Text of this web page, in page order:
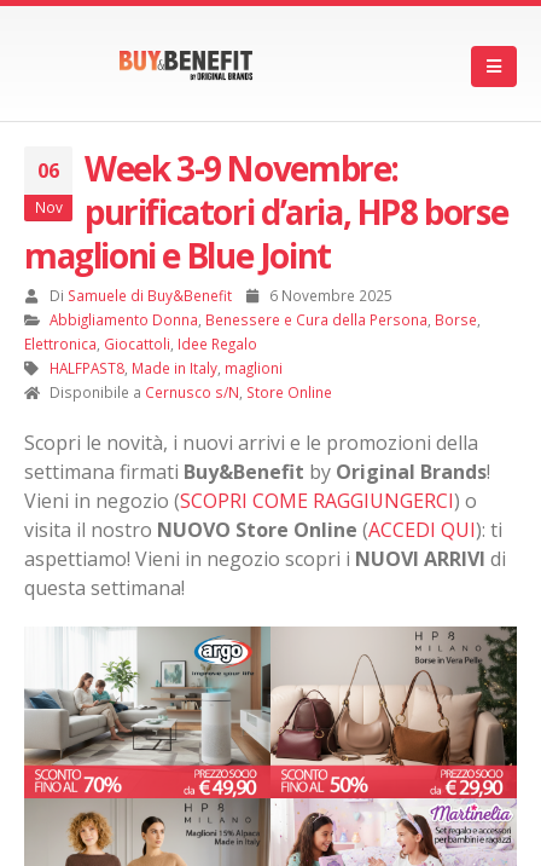
06
Nov
Week 3-9 Novembre:
purificatori d’aria, HP8 borse
maglioni e Blue Joint
Di Samuele di Buy&Benefit
6 Novembre 2025
Abbigliamento Donna Benessere e Cura della Persona Borse
Elettronica Giocattoli Idee Regalo
HALFPAST8, Made in Italy, maglioni
Disponibile a Cernusco s/N Store Online
Scopri le novità, i nuovi arrivi e le promozioni della
settimana firmati Buy&Benefit by Original Brands!
Vieni in negozio (SCOPRI COME RAGGIUNGERCI) o
visita il nostro NUOVO Store Online (ACCEDI QUI): ti
aspettiamo! Vieni in negozio scopri i NUOVI ARRIVI di
questa settimana!